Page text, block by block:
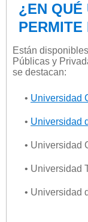
¿EN QUÉ
PERMITE
Están
Públicas y
se destacan:
• Universidad
• Universidad
• Universidad
• Universidad
• Universidad